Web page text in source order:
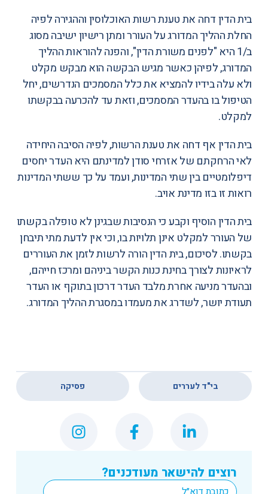
בית הדין דחה את טענת רשות האוכלוסין וההגירה לפיה
החלת ההליך המדורג על העורר ומתן רישיון ישיבה מסוג
ב/1 היא "לפנים משורת הדין", והפנה להוראות ההליך
המדורג, לפיהן כאשר מגיש הבקשה הוא מבקש מקלט
ולא עלה בידיו להמציא את כלל המסמכים הנדרשים, יחל
הטיפול בו בהעדר המסמכים, וזאת עד להכרעה בבקשתו
למקלט.
בית הדין אף דחה את טענת הרשות, לפיה הסיבה היחידה
לאי הרחקתם של אזרחי סודן למדינתם היא העדר יחסים
דיפלומטיים בין שתי המדינות, ועמד על כך ששתי המדינות
רואות זו בזו מדינת אויב.
בית הדין הוסיף וקבע כי הנסיבות שבגינן לא טופלה בקשתו
של העורר למקלט אינן תלויות בו, וכי אין לדעת מתי תיבחן
בקשתו. לסיכום, בית הדין הורה לרשות לזמן את העוררים
לראיונות לצורך בחינת כנות הקשר ביניהם ומרכז חייהם,
ובהעדר מניעה אחרת מלבד העדר דרכון בתוקף או העדר
תעודת יושר, לשדרג את מעמדו במסגרת ההליך המדורג.
רוצים להישאר מעודכנים?
Email
*
בי"ד לעררים פסיקה